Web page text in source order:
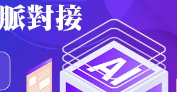
登入｜註冊｜會員中心
魔法弟子｜自資出版｜電子書 ｜客服中心｜